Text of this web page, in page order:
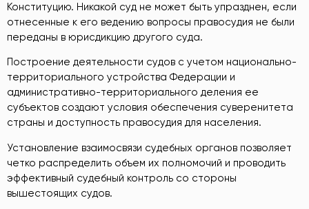
Конституцию. Никакой суд не может быть упразднен, если
отнесенные к его ведению вопросы правосудия не были
переданы в юрисдикцию другого суда.
Построение деятельности судов с учетом национально-
территориального устройства Федерации и
административно-территориального деления ее
субъектов создают условия обеспечения суверенитета
страны и доступность правосудия для населения.
Установление взаимосвязи судебных органов позволяет
четко распределить объем их полномочий и проводить
эффективный судебный контроль со стороны
вышестоящих судов.